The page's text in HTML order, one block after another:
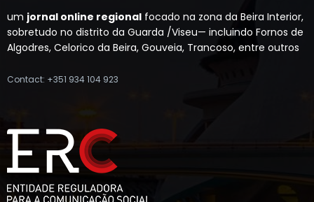
um jornal online regional focado na zona da Beira Interior,
sobretudo no distrito da Guarda /Viseu— incluindo Fornos de
Algodres, Celorico da Beira, Gouveia, Trancoso, entre outros
Contact: +351 934 104 923